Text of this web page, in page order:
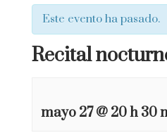
Este evento ha pasado.
Recital
mayo 27 @ 20 h 30